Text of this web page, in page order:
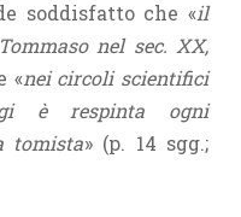
soddisfatto che «il
nel sec. XX,
«nei circoli scientifici
è respinta ogni
tomista» (p. 14 sgg.;